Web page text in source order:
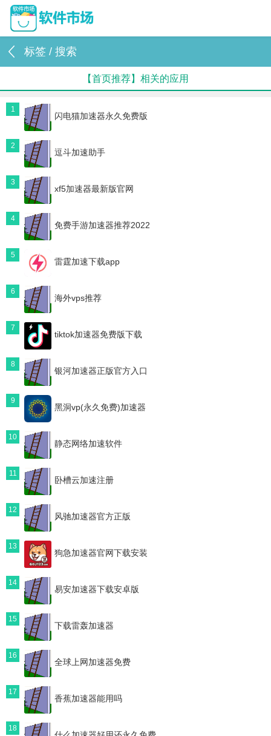
标签 / 搜索
【首页推荐】相关的应用
1
闪电猫加速器永久免费版
2
逗斗加速助手
3
xf5加速器最新版官网
4
免费手游加速器推荐2022
5
雷霆加速下载app
6
海外vps推荐
7
tiktok加速器免费版下载
8
银河加速器正版官方入口
9
黑洞vp(永久免费)加速器
10
静态网络加速软件
11
卧槽云加速注册
12
风驰加速器官方正版
13
狗急加速器官网下载安装
14
易安加速器下载安卓版
15
下载雷轰加速器
16
全球上网加速器免费
17
香蕉加速器能用吗
18